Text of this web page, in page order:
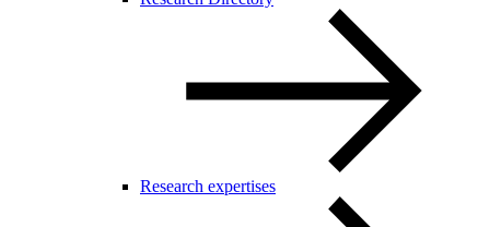
Research expertises